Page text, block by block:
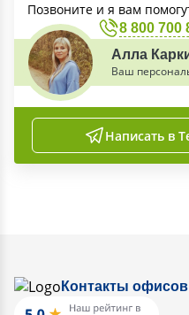
Позвоните и я вам
8 800 700
Алла
Ваш
Написать в
Контакты